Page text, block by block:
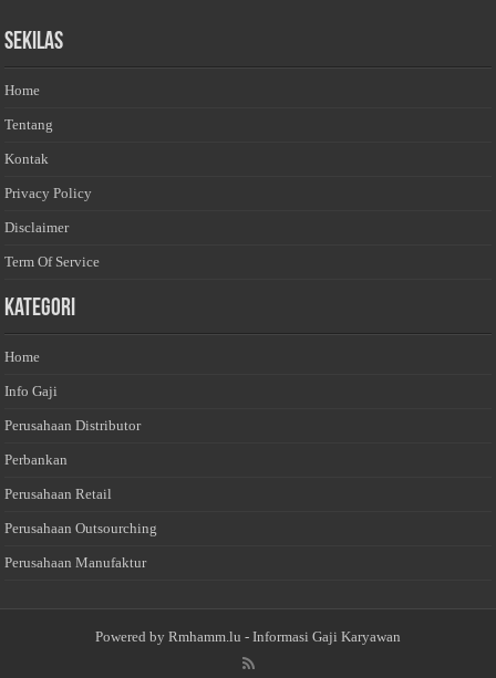
Sekilas
Home
Tentang
Kontak
Privacy Policy
Disclaimer
Term Of Service
Kategori
Home
Info Gaji
Perusahaan Distributor
Perbankan
Perusahaan Retail
Perusahaan Outsourching
Perusahaan Manufaktur
Powered by Rmhamm.lu - Informasi Gaji Karyawan